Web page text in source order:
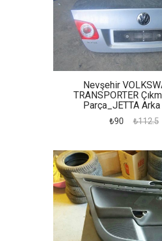
Nevşehir
TRANSPORTER
Parça_JETTA
₺90 ₺112.5